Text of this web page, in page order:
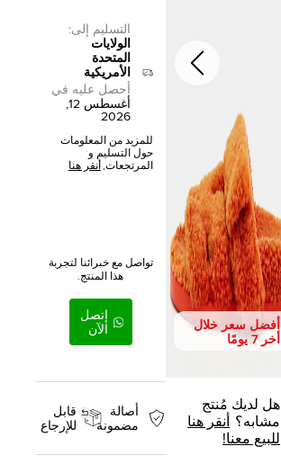
أفضل سعر خلال
أخر 7 يومًا
هل لديك مُنتج
مشابه؟
أنقر هنا
للبيع معنا!
التسليم إلى:
الولايات
المتحدة
الأمريكية
أحصل عليه في
أغسطس 12,
2026
للمزيد من المعلومات
حول التسليم و
المرتجعات, أنقر هنا
تواصل مع خبرائنا لتجربة
هذا المنتج.
إتصل
الآن
أصالة
مضمونة
قابل
للإرجاع